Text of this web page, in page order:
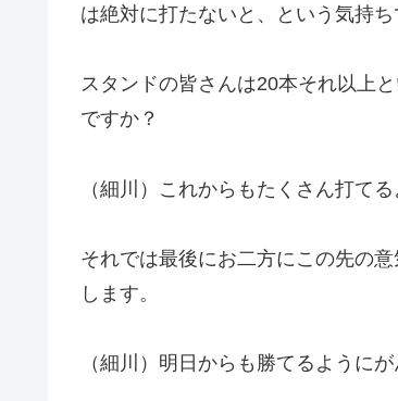
は絶対に打たないと、という気持
スタンドの皆さんは20本それ以上
ですか？
（細川）これからもたくさん打て
それでは最後にお二方にこの先の
します。
（細川）明日からも勝てるように